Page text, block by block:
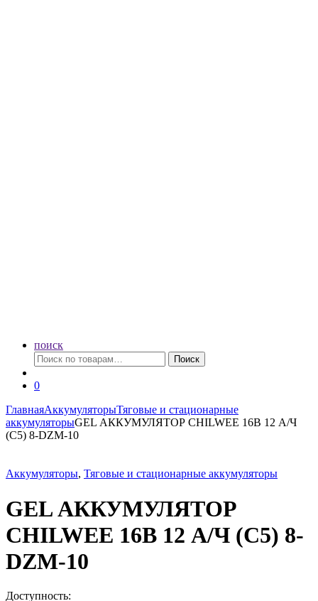
поиск
Искать:
Поиск
0
ГлавнаяАккумуляторыТяговые и стационарные
аккумуляторыGEL АККУМУЛЯТОР CHILWEE 16В 12 А/Ч
(С5) 8-DZM-10
Аккумуляторы, Тяговые и стационарные аккумуляторы
GEL АККУМУЛЯТОР
CHILWEE 16В 12 А/Ч (С5) 8-
DZM-10
Доступность: